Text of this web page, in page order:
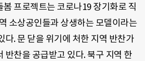
프로젝트는 코로나19 장기화로 직
소상공인들과 상생하는 모델이라는
다.문 닫을 위기에 처한 지역 반찬가
반찬을 공급받고 있다.북구 지역 한